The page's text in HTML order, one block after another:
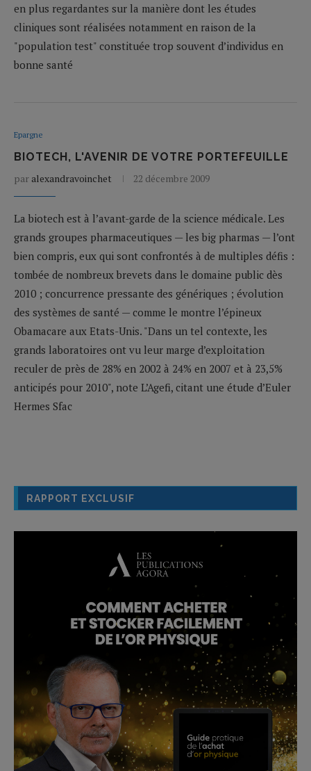
en plus regardantes sur la manière dont les études
cliniques sont réalisées notamment en raison de la
"population test" constituée trop souvent d’individus en
bonne santé
Epargne
BIOTECH, L'AVENIR DE VOTRE PORTEFEUILLE
par alexandravoinchet 22 décembre 2009
La biotech est à l’avant-garde de la science médicale. Les
grands groupes pharmaceutiques — les big pharmas — l’ont
bien compris, eux qui sont confrontés à de multiples défis :
tombée de nombreux brevets dans le domaine public dès
2010 ; concurrence pressante des génériques ; évolution
des systèmes de santé — comme le montre l’épineux
Obamacare aux Etats-Unis. "Dans un tel contexte, les
grands laboratoires ont vu leur marge d’exploitation
reculer de près de 28% en 2002 à 24% en 2007 et à 23,5%
anticipés pour 2010", note L’Agefi, citant une étude d’Euler
Hermes Sfac
RAPPORT EXCLUSIF